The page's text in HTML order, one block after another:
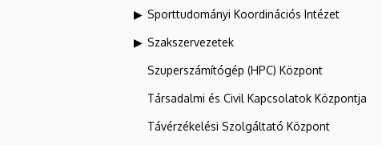
Sporttudományi Koordinációs Intézet
Szakszervezetek
Szuperszámítógép (HPC) Központ
Társadalmi és Civil Kapcsolatok Központja
Távérzékelési Szolgáltató Központ